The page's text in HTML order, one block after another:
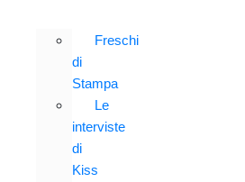
Freschi
di
Stampa
Le
interviste
di
Kiss